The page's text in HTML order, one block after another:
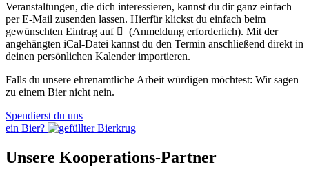
Veranstaltungen, die dich interessieren, kannst du dir ganz einfach
per E‑Mail zusenden lassen. Hierfür klickst du einfach beim
gewünschten Eintrag auf
(Anmeldung erforderlich). Mit der
angehängten iCal-Datei kannst du den Termin anschließend direkt in
deinen persönlichen Kalender importieren.
Falls du unsere ehrenamtliche Arbeit würdigen möchtest: Wir sagen
zu einem Bier nicht nein.
Spendierst du uns
ein Bier?
Unsere Kooperations-Partner